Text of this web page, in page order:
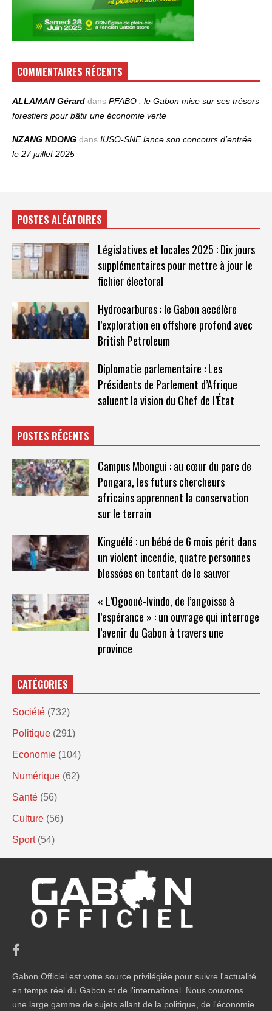
COMMENTAIRES RÉCENTS
ALLAMAN Gérard dans PFABO : le Gabon mise sur ses trésors
forestiers pour bâtir une économie verte
NZANG NDONG dans IUSO‑SNE lance son concours d’entrée
le 27 juillet 2025
POSTES ALÉATOIRES
Législatives et locales 2025 : Dix jours
supplémentaires pour mettre à jour le
fichier électoral
Hydrocarbures : le Gabon accélère
l’exploration en offshore profond avec
British Petroleum
Diplomatie parlementaire : Les
Présidents de Parlement d’Afrique
saluent la vision du Chef de l’État
POSTES RÉCENTS
Campus Mbongui : au cœur du parc de
Pongara, les futurs chercheurs
africains apprennent la conservation
sur le terrain
Kinguélé : un bébé de 6 mois périt dans
un violent incendie, quatre personnes
blessées en tentant de le sauver
« L’Ogooué-Ivindo, de l’angoisse à
l’espérance » : un ouvrage qui interroge
l’avenir du Gabon à travers une
province
CATÉGORIES
Société (732)
Politique (291)
Economie (104)
Numérique (62)
Santé (56)
Culture (56)
Sport (54)
Gabon Officiel est votre source privilégiée pour suivre l'actualité
en temps réel du Gabon et de l'international. Nous couvrons
une large gamme de sujets allant de la politique, de l'économie